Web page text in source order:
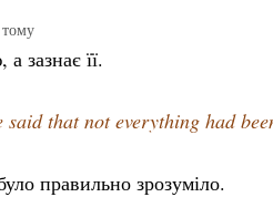
тому
зазнає її.
said that not everything had
правильно зрозуміло.